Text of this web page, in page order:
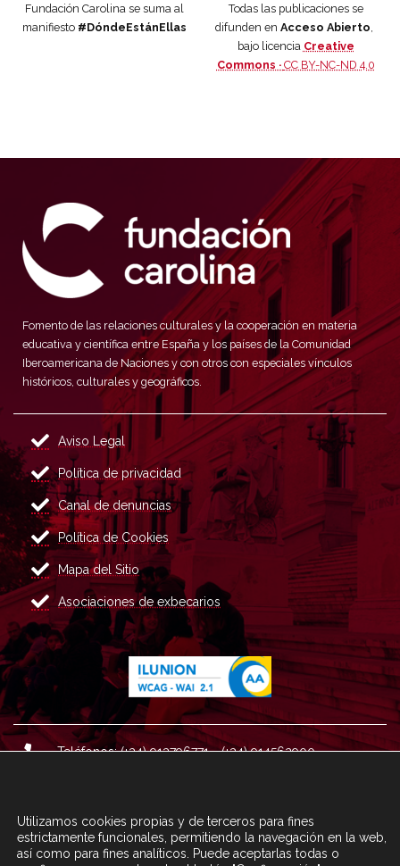
Fundación Carolina se suma al
manifiesto #DóndeEstánEllas
Todas las publicaciones se
difunden en Acceso Abierto
bajo licencia Creative
Commons · CC BY-NC-ND 4.0
Fomento de las relaciones culturales y la cooperación en materia
educativa y científica entre España y los países de la Comunidad
Iberoamericana de Naciones y con otros con especiales vínculos
históricos, culturales y geográficos.
Aviso Legal
Política de privacidad
Canal de denuncias
Política de Cookies
Mapa del Sitio
Asociaciones de exbecarios
Teléfonos: (+34) 913796771 - (+34) 914562900
Correo : informacion@fundacioncarolina.es
Utilizamos cookies propias y de terceros para fines
estrictamente funcionales, permitiendo la navegación en la web,
así como para fines analíticos. Puede aceptarlas todas o